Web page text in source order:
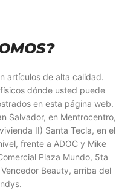
artículos de alta calidad.
dónde usted puede
en esta página web.
Salvador, en Mentrocentro,
II) Santa Tecla, en el
frente a ADOC y Mike
Plaza Mundo, 5ta
Beauty, arriba del